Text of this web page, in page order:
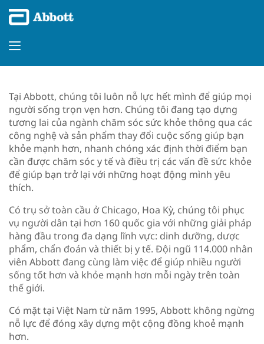
Tại Abbott, chúng tôi luôn nỗ lực hết mình để giúp mọi
người sống trọn vẹn hơn. Chúng tôi đang tạo dựng
tương lai của ngành chăm sóc sức khỏe thông qua các
công nghệ và sản phẩm thay đổi cuộc sống giúp bạn
khỏe mạnh hơn, nhanh chóng xác định thời điểm bạn
cần được chăm sóc y tế và điều trị các vấn đề sức khỏe
để giúp bạn trở lại với những hoạt động mình yêu
thích.
Có trụ sở toàn cầu ở Chicago, Hoa Kỳ, chúng tôi phục
vụ người dân tại hơn 160 quốc gia với những giải pháp
hàng đầu trong đa dạng lĩnh vực: dinh dưỡng, dược
phẩm, chẩn đoán và thiết bị y tế. Đội ngũ 114.000 nhân
viên Abbott đang cùng làm việc để giúp nhiều người
sống tốt hơn và khỏe mạnh hơn mỗi ngày trên toàn
thế giới.
Có mặt tại Việt Nam từ năm 1995, Abbott không ngừng
nỗ lực để đóng xây dựng một cộng đồng khoẻ mạnh
hơn.